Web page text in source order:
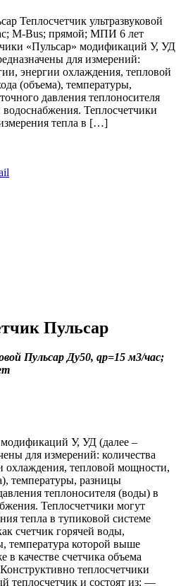
Теплосчетчик ультразвуковой
М-Bus; прямой; МПИ 6 лет
«Пульсар» модификаций У, УД
для измерений:
энергии охлаждения, тепловой
(объема), температуры,
давления теплоносителя
Теплосчетчики
тепла в […]
Пульсар
Пульсар Ду50, qp=15 м3/час;
У, УД (далее –
для измерений: количества
охлаждения, тепловой мощности,
температуры, разницы
теплоносителя (воды) в
Теплосчетчики могут
тепла в тупиковой системе
счетчик горячей воды,
температура которой выше
в качестве счетчика объема
теплосчетчики
теплосчетчик и состоят из: —